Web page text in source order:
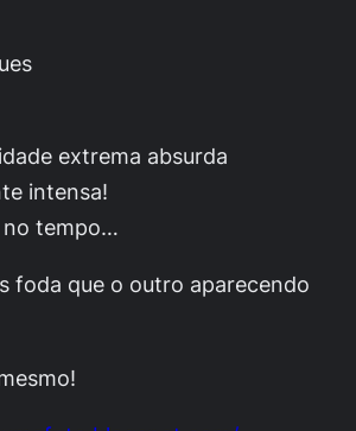
extrema absurda
intensa!
no tempo…
foda que o outro aparecendo